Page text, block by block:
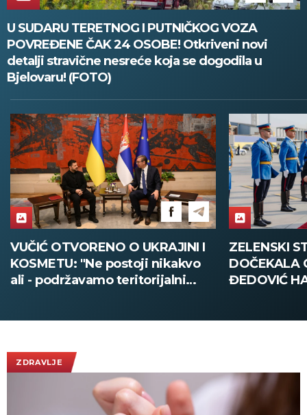
U SUDARU TERETNOG I PUTNIČKOG VOZA
POVREĐENE ČAK 24 OSOBE! Otkriveni novi
detalji stravične nesreće koja se dogodila u
Bjelovaru! (FOTO)
VUČIĆ OTVORENO O UKRAJINI I
KOSMETU: "Ne postoji nikakvo
ali - podržavamo teritorijalni
ZELENSKI
DOČEKALA
ĐEDOVIĆ
ZDRAVLJE